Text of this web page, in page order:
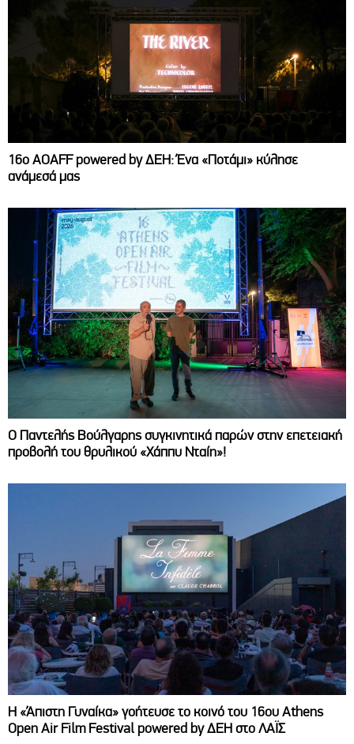
16ο AOAFF powered by ΔΕΗ: Ένα «Ποτάμι» κύλησε
ανάμεσά μας
Ο Παντελής Βούλγαρης συγκινητικά παρών στην επετειακή
προβολή του θρυλικού «Χάππυ Νταίη»!
Η «Άπιστη Γυναίκα» γοήτευσε το κοινό του 16ου Athens
Open Air Film Festival powered by ΔΕΗ στο ΛΑΪΣ